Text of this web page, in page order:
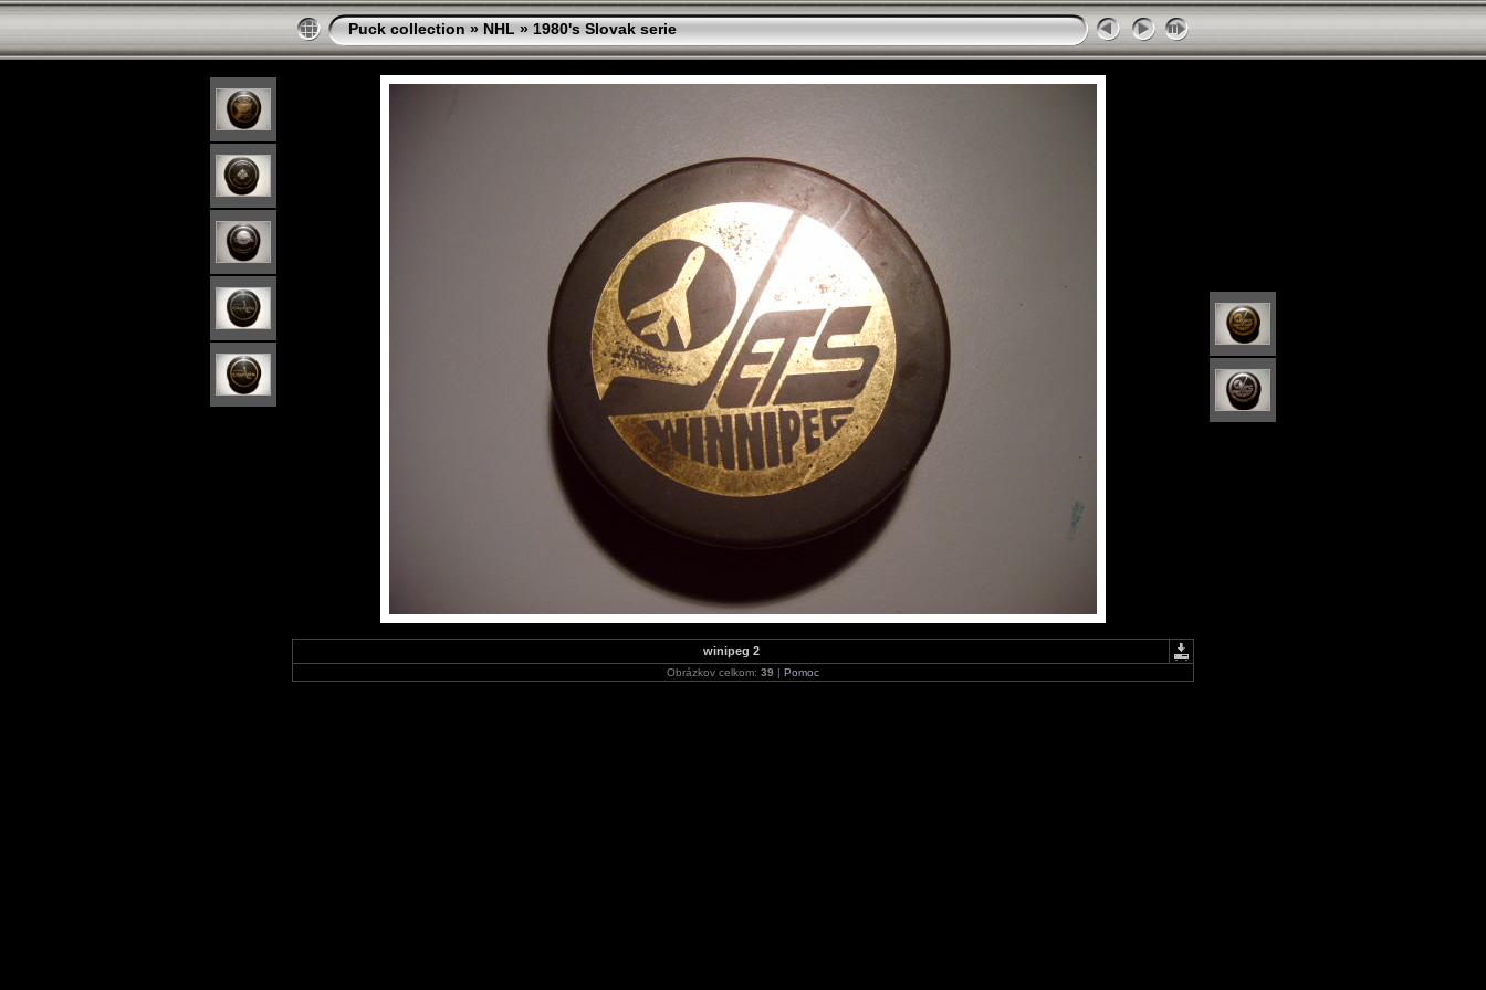
Puck collection » NHL » 1980's Slovak serie
winipeg 2
Obrázkov celkom: 39 | Pomoc